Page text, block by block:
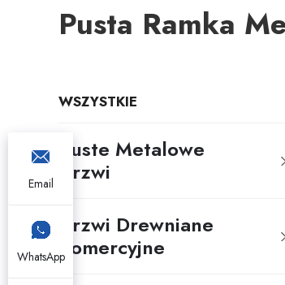
Pusta Ramka
WSZYSTKIE
Puste Metalowe
Drzwi
Drzwi Drewniane
Komercyjne
Email
WhatsApp